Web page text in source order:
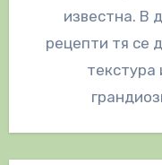
известна. В
рецепти тя се
текстура